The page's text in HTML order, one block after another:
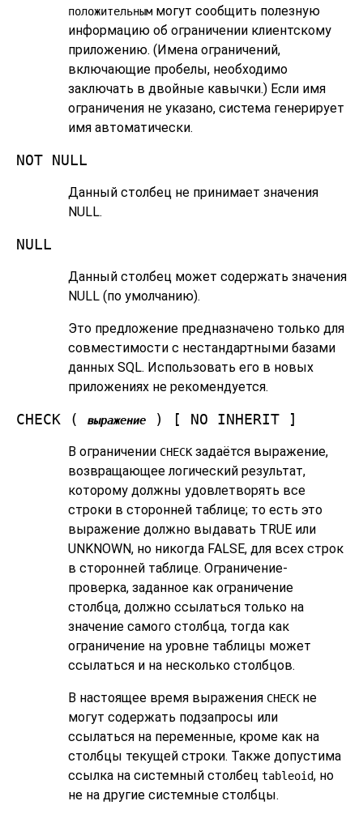
положительным могут сообщить полезную
информацию об ограничении клиентскому
приложению. (Имена ограничений,
включающие пробелы, необходимо
заключать в двойные кавычки.) Если имя
ограничения не указано, система генерирует
имя автоматически.
NOT NULL
Данный столбец не принимает значения
NULL.
NULL
Данный столбец может содержать значения
NULL (по умолчанию).
Это предложение предназначено только для
совместимости с нестандартными базами
данных SQL. Использовать его в новых
приложениях не рекомендуется.
CHECK ( выражение ) [ NO INHERIT ]
В ограничении CHECK задаётся выражение,
возвращающее логический результат,
которому должны удовлетворять все
строки в сторонней таблице; то есть это
выражение должно выдавать TRUE или
UNKNOWN, но никогда FALSE, для всех строк
в сторонней таблице. Ограничение-
проверка, заданное как ограничение
столбца, должно ссылаться только на
значение самого столбца, тогда как
ограничение на уровне таблицы может
ссылаться и на несколько столбцов.
В настоящее время выражения CHECK не
могут содержать подзапросы или
ссылаться на переменные, кроме как на
столбцы текущей строки. Также допустима
ссылка на системный столбец tableoid, но
не на другие системные столбцы.